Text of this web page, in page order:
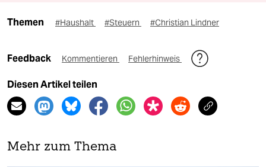
Themen #Haushalt #Steuern #Christian Lindner
Feedback Kommentieren Fehlerhinweis
Diesen Artikel teilen
Mehr zum Thema